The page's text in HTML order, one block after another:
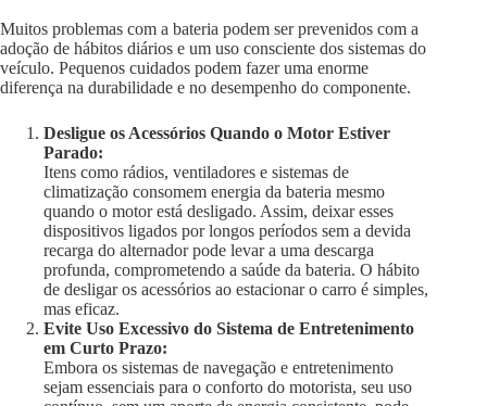
Muitos problemas com a bateria podem ser prevenidos com a
adoção de hábitos diários e um uso consciente dos sistemas do
veículo. Pequenos cuidados podem fazer uma enorme
diferença na durabilidade e no desempenho do componente.
Desligue os Acessórios Quando o Motor Estiver
Parado:
Itens como rádios, ventiladores e sistemas de
climatização consomem energia da bateria mesmo
quando o motor está desligado. Assim, deixar esses
dispositivos ligados por longos períodos sem a devida
recarga do alternador pode levar a uma descarga
profunda, comprometendo a saúde da bateria. O hábito
de desligar os acessórios ao estacionar o carro é simples,
mas eficaz.
Evite Uso Excessivo do Sistema de Entretenimento
em Curto Prazo:
Embora os sistemas de navegação e entretenimento
sejam essenciais para o conforto do motorista, seu uso